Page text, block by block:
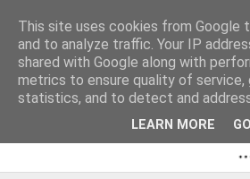
This site uses cookies from Google
and to analyze traffic. Your IP
shared with Google along with
metrics to ensure quality of service,
statistics, and to detect and
LEARN MORE